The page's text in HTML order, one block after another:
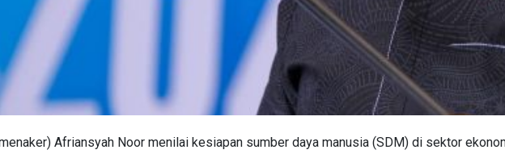
Afriansyah Noor menilai kesiapan sumber daya manusia (SDM) di sektor